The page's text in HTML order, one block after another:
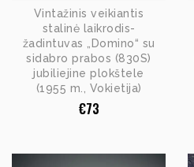
Vintažinis veikiantis
stalinė laikrodis-
žadintuvas „Domino“ su
sidabro prabos (830S)
jubiliejine plokštele
(1955 m., Vokietija)
€73